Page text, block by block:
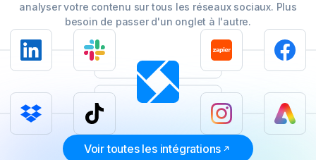
analyser votre contenu sur tous les réseaux sociaux. Plus
besoin de passer d'un onglet à l'autre.
Voir toutes les intégrations